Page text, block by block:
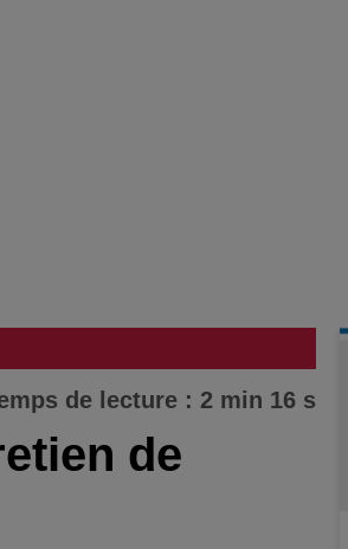
de lecture : 2 min 16 s
de